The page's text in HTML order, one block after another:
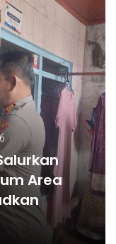
Area